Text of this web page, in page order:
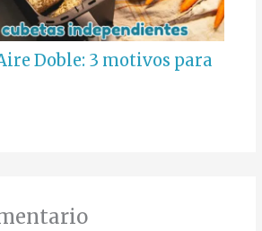
Doble: 3 motivos para